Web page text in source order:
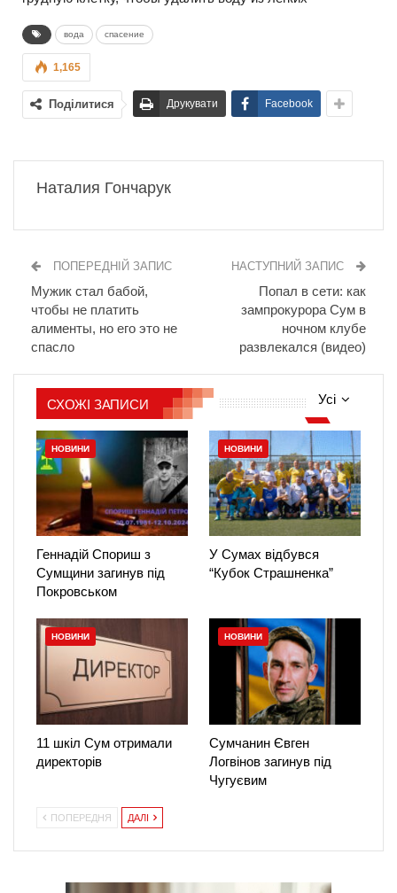
вода спасение
1,165
Поділитися Друкувати Facebook
Наталия Гончарук
ПОПЕРЕДНІЙ ЗАПИС
Мужик стал бабой,
чтобы не платить
алименты, но его это не
спасло
НАСТУПНИЙ ЗАПИС
Попал в сети: как
зампрокурора Сум в
ночном клубе
развлекался (видео)
Усі
СХОЖІ ЗАПИСИ
НОВИНИ
Геннадій Спориш з
Сумщини загинув під
Покровськом
НОВИНИ
У Сумах відбувся
“Кубок Страшненка”
НОВИНИ
11 шкіл Сум отримали
директорів
НОВИНИ
Сумчанин Євген
Логвінов загинув під
Чугуєвим
ПОПЕРЕДНЯ ДАЛІ